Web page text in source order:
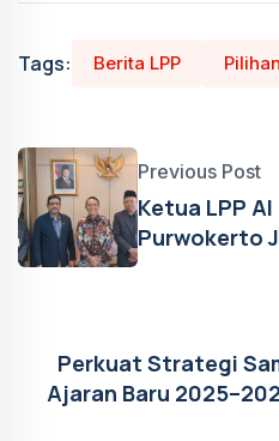
Tags: Berita LPP Pilihan
Previous Post
Ketua LPP
Purwokerto
Perkuat Strategi
Ajaran Baru